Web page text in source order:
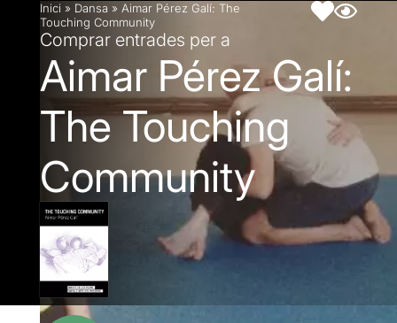
Inici » Dansa » Aimar Pérez Galí: The
Touching Community
Comprar entrades per a
Aimar Pérez Galí:
The Touching
Community